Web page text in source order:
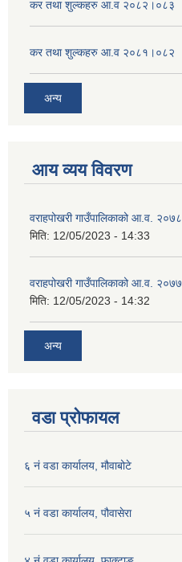
कर तथा शुल्कहरु आ.व २०८२।०८३
कर तथा शुल्कहरु आ.व २०८१।०८२
अन्य
आय व्यय विवरण
वराहपोखरी गाउँपालिकाको आ.व.
मिति: 12/05/2023 - 14:33
वराहपोखरी गाउँपालिकाको आ.व.
मिति: 12/05/2023 - 14:32
अन्य
वडा प्रोफायल
६ नं वडा कार्यालय, मौवाबोटे
५ नं वडा कार्यालय, पौवासेरा